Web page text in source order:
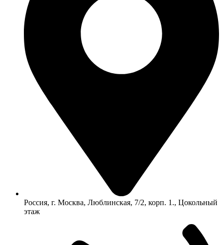
Россия, г. Москва, Люблинская, 7/2, корп. 1., Цокольный
этаж